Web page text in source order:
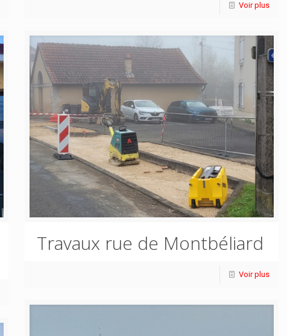
Voir plus
Travaux rue de Montbéliard
Voir plus